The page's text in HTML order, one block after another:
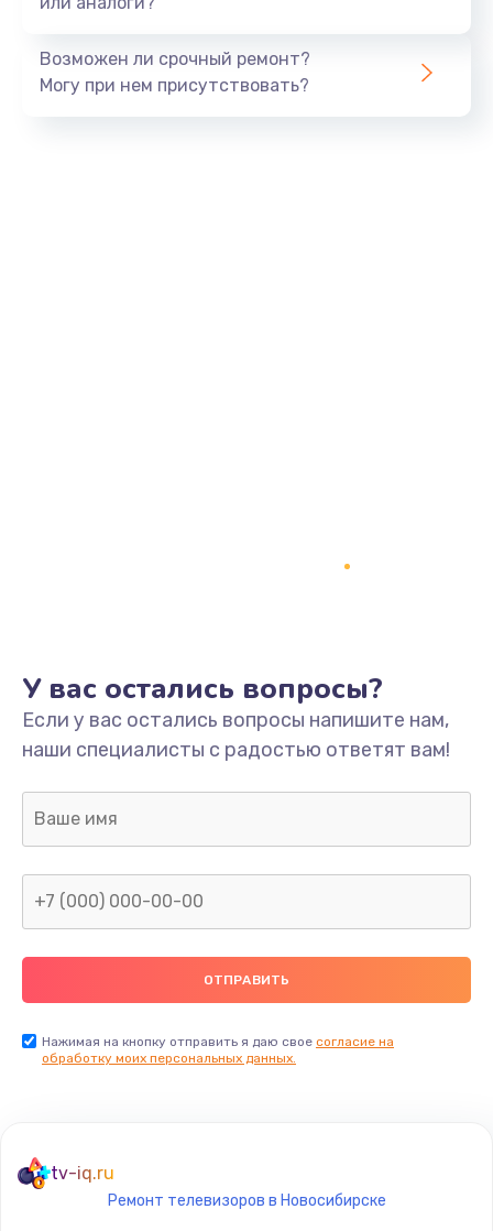
550 руб.
Не включается
1400 руб.
Заказать
800 руб.
400 руб.
Не реагирует на кнопки
Не сопряжается с устройством
Возможен ли срочный ремонт?
Могу при нем присутствовать?
У вас остались вопросы?
Если у вас остались вопросы напишите нам,
наши специалисты с радостью ответят вам!
Нажимая на кнопку отправить я даю свое согласие на
обработку моих персональных данных.
tv-iq.ru
Ремонт телевизоров в Новосибирске